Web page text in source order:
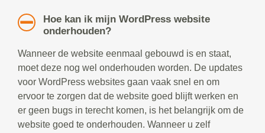
Hoe kan ik mijn WordPress website
onderhouden?
Wanneer de website eenmaal gebouwd is en staat,
moet deze nog wel onderhouden worden. De updates
voor WordPress websites gaan vaak snel en om
ervoor te zorgen dat de website goed blijft werken en
er geen bugs in terecht komen, is het belangrijk om de
website goed te onderhouden. Wanneer u zelf